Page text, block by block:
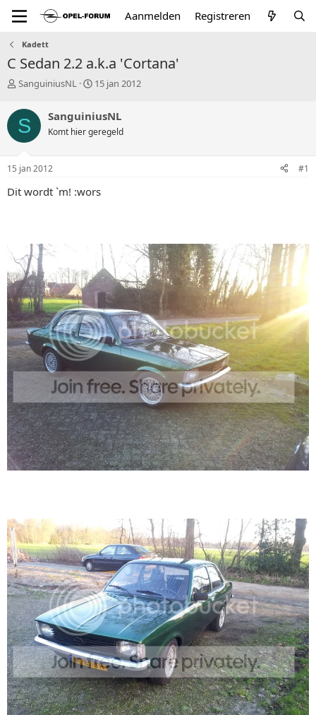
Aanmelden Registreren
Kadett
C Sedan 2.2 a.k.a 'Cortana'
T
p
i
c
s
a
t
SanguiniusNL
S
r
t
a
m
15 jan 2012
S SanguiniusNL
Komt hier geregeld
15 jan 2012 #1
Dit wordt `m! :wors